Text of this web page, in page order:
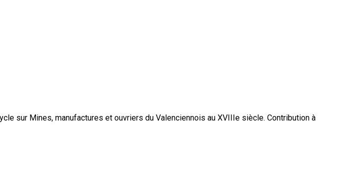
sur Mines, manufactures et ouvriers du Valenciennois au XVIIIe siècle. Contribution à